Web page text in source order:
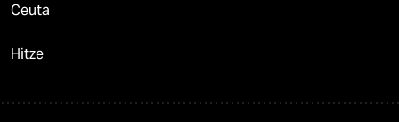
Ceuta
Hitze